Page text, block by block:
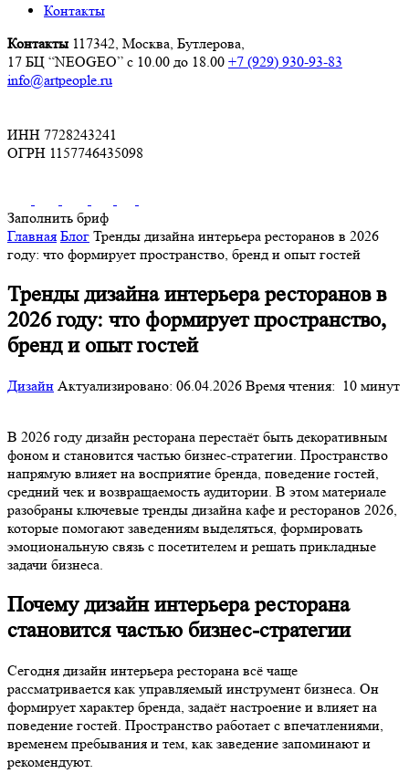
Контакты
Контакты 117342, Москва, Бутлерова,
17 БЦ “NEOGEO” с 10.00 до 18.00 +7 (929) 930-93-83
info@artpeople.ru
ИНН 7728243241
ОГРН 1157746435098
Заполнить бриф
Главная Блог Тренды дизайна интерьера ресторанов в 2026
году: что формирует пространство, бренд и опыт гостей
Тренды дизайна интерьера ресторанов в
2026 году: что формирует пространство,
бренд и опыт гостей
Дизайн Актуализировано: 06.04.2026 Время чтения: 10 минут
В 2026 году дизайн ресторана перестаёт быть декоративным
фоном и становится частью бизнес-стратегии. Пространство
напрямую влияет на восприятие бренда, поведение гостей,
средний чек и возвращаемость аудитории. В этом материале
разобраны ключевые тренды дизайна кафе и ресторанов 2026,
которые помогают заведениям выделяться, формировать
эмоциональную связь с посетителем и решать прикладные
задачи бизнеса.
Почему дизайн интерьера ресторана
становится частью бизнес-стратегии
Сегодня дизайн интерьера ресторана всё чаще
рассматривается как управляемый инструмент бизнеса. Он
формирует характер бренда, задаёт настроение и влияет на
поведение гостей. Пространство работает с впечатлениями,
временем пребывания и тем, как заведение запоминают и
рекомендуют.